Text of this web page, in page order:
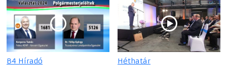
B4 Híradó Héthatár